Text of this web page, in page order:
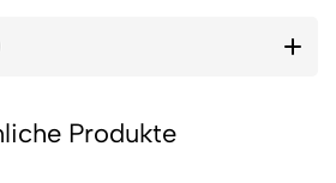
Produkte